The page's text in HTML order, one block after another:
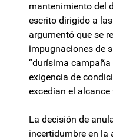
mantenimiento del
escrito dirigido a
argumentó que se
impugnaciones de
“durísima
exigencia de
excedían el
La decisión de
incertidumbre en la